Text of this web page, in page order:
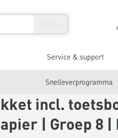
Service & support
Snelleverprogramma
incl.
| Groep 8 |